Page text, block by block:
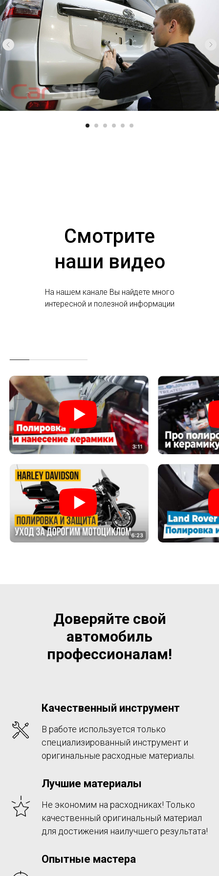
Смотрите
наши видео
На нашем канале Вы найдете много
интересной и полезной информации
Доверяйте свой
автомобиль
профессионалам!
Качественный инструмент
В работе используется только
специализированный инструмент и
оригинальные расходные материалы.
Лучшие материалы
Не экономим на расходниках! Только
качественный оригинальный материал
для достижения наилучшего результата!
Опытные мастера